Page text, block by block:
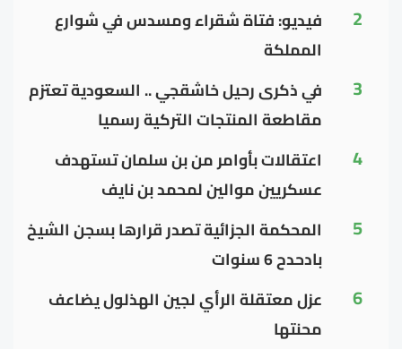
2
فيديو: فتاة شقراء ومسدس في شوارع
المملكة
3
في ذكرى رحيل خاشقجي .. السعودية تعتزم
مقاطعة المنتجات التركية رسميا
4
اعتقالات بأوامر من بن سلمان تستهدف
عسكريين موالين لمحمد بن نايف
5
المحكمة الجزائية تصدر قرارها بسجن الشيخ
بادحدح 6 سنوات
6
عزل معتقلة الرأي لجين الهذلول يضاعف
محنتها